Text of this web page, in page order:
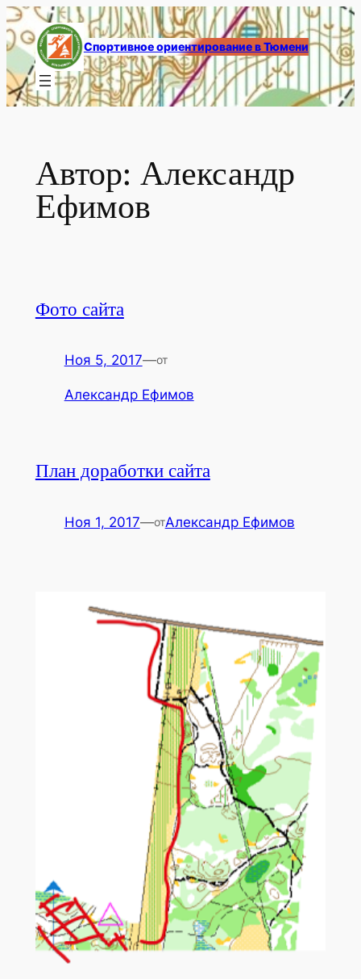
Перейти
к
содержимому
Спортивное ориентирование в Тюмени
Автор: Александр
Ефимов
Фото сайта
Ноя 5, 2017—от
Александр Ефимов
План доработки сайта
Ноя 1, 2017—отАлександр Ефимов